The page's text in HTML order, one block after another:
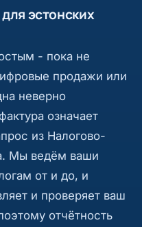
эстонских
- пока не
продажи или
неверно
означает
из Налогово-
Мы ведём ваши
от и до, и
и проверяет ваш
отчётность